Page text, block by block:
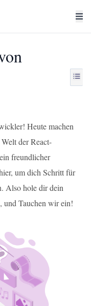
Heute machen
der React-
freundlicher
um dich Schritt für
Also hole dir dein
und Tauchen wir ein!